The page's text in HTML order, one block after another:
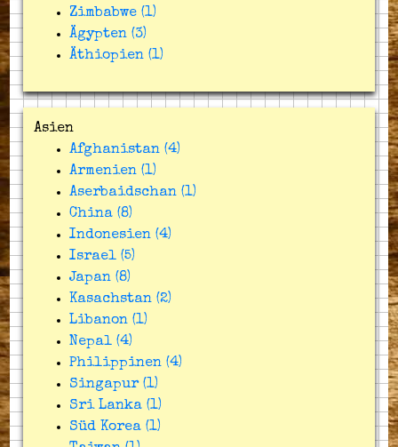
Zimbabwe (1)
Ägypten (3)
Äthiopien (1)
Asien
Afghanistan (4)
Armenien (1)
Aserbaidschan (1)
China (8)
Indonesien (4)
Israel (5)
Japan (8)
Kasachstan (2)
Libanon (1)
Nepal (4)
Philippinen (4)
Singapur (1)
Sri Lanka (1)
Süd Korea (1)